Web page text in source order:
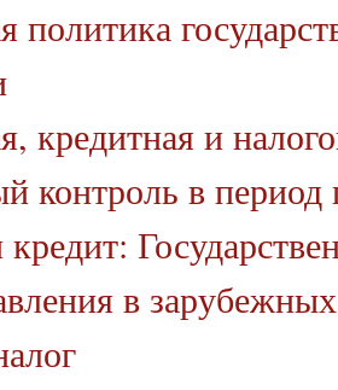
политика
кредитная и
контроль в период
в зарубежных